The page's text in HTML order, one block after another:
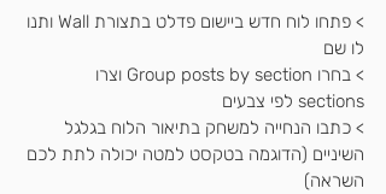
> פתחו לוח חדש ביישום פדלט בתצורת Wall ותנו
לו שם
> בחרו Group posts by section וצרו
sections לפי צבעים
> כתבו הנחייה למשחק בתיאור הלוח בגלגל
השיניים (הדוגמה בטקסט למטה יכולה לתת לכם
השראה)